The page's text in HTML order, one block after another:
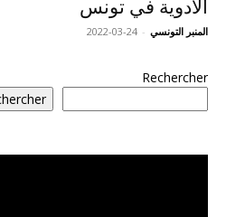
الأدوية في تونس
المنبر التونسي -
2022-03-24
Rechercher